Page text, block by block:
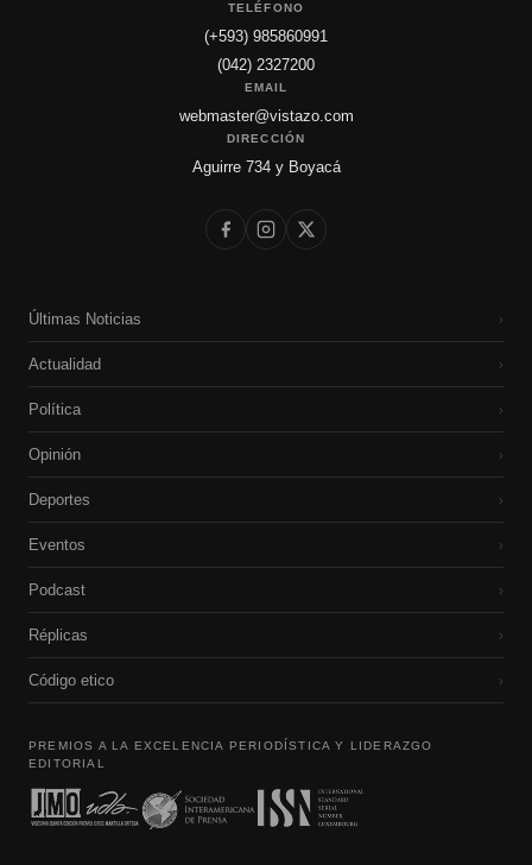
TELÉFONO
(+593) 985860991
(042) 2327200
EMAIL
webmaster@vistazo.com
DIRECCIÓN
Aguirre 734 y Boyacá
Últimas Noticias ›
Actualidad ›
Política ›
Opinión ›
Deportes ›
Eventos ›
Podcast ›
Réplicas ›
Código etico ›
PREMIOS A LA EXCELENCIA PERIODÍSTICA Y LIDERAZGO
EDITORIAL